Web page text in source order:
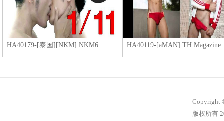
HA40179-[泰国][NKM] NKM6 HA40119-[aMAN] TH Magazine
Copyright
版权所有